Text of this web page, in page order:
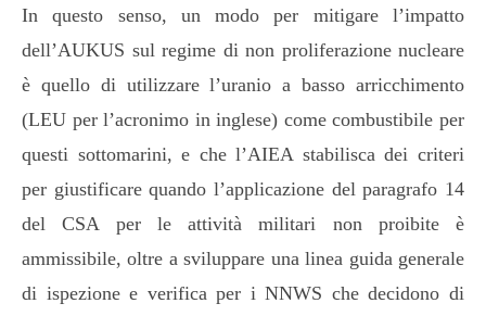
In questo senso, un modo per mitigare l’impatto
dell’AUKUS sul regime di non proliferazione nucleare
è quello di utilizzare l’uranio a basso arricchimento
(LEU per l’acronimo in inglese) come combustibile per
questi sottomarini, e che l’AIEA stabilisca dei criteri
per giustificare quando l’applicazione del paragrafo 14
del CSA per le attività militari non proibite è
ammissibile, oltre a sviluppare una linea guida generale
di ispezione e verifica per i NNWS che decidono di